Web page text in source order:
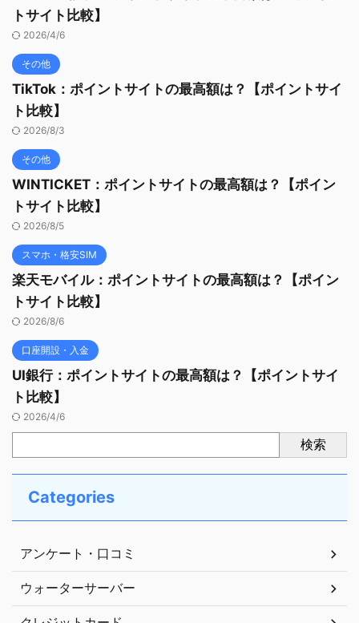
トサイト比較】
2026/4/6
その他
TikTok：ポイントサイトの最高額は？【ポイントサイ
ト比較】
2026/8/3
その他
WINTICKET：ポイントサイトの最高額は？【ポイン
トサイト比較】
2026/8/5
スマホ・格安SIM
楽天モバイル：ポイントサイトの最高額は？【ポイン
トサイト比較】
2026/8/6
口座開設・入金
UI銀行：ポイントサイトの最高額は？【ポイントサイ
ト比較】
2026/4/6
検索
Categories
アンケート・口コミ
ウォーターサーバー